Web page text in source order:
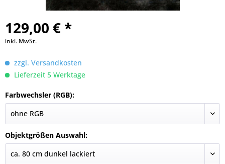
129,00 € *
inkl. MwSt.
zzgl. Versandkosten
Lieferzeit 5 Werktage
Farbwechsler (RGB):
Objektgrößen Auswahl: